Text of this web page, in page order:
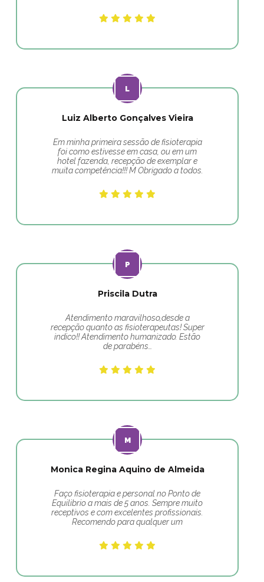
Luiz Alberto Gonçalves Vieira
Em minha primeira sessão de fisioterapia
foi como estivesse em casa, ou em um
hotel fazenda, recepção de exemplar e
muita competência!!! M Obrigado a todos.
Priscila Dutra
Atendimento maravilhoso,desde a
recepção quanto as fisioterapeutas! Super
indico!! Atendimento humanizado. Estão
de parabéns…
Monica Regina Aquino de Almeida
Faço fisioterapia e personal no Ponto de
Equilibrio a mais de 5 anos. Sempre muito
receptivos e com excelentes profissionais.
Recomendo para qualquer um